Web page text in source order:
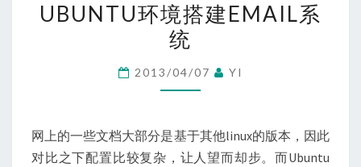
环
境
建
系
统
UBUNTU环境搭建EMAIL系
统
2013/04/07 YI
网上的一些文档大部分是基于其他linux的版本，因此
对比之下配置比较复杂，让人望而却步。而Ubuntu